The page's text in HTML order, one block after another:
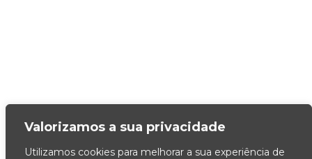
Valorizamos a sua privacidade
Utilizamos cookies para melhorar a sua experiência de